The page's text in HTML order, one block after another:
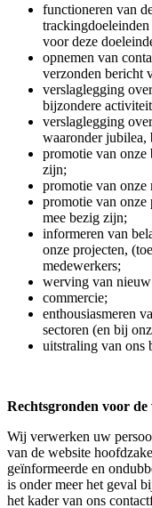
functioneren van
voor deze
opnemen van
verzonden bericht
verslaglegging
bijzondere
verslaglegging
waaronder jubilea,
promotie van
zijn;
promotie van onze
promotie van
mee bezig zijn;
informeren van
onze projecten,
medewerkers;
werving van nieuw
commercie;
enthousiasmeren
sectoren (en bij
uitstraling van ons
Rechtsgronden voor
Wij verwerken uw
van de website
geïnformeerde en
is onder meer het geval
het kader van ons